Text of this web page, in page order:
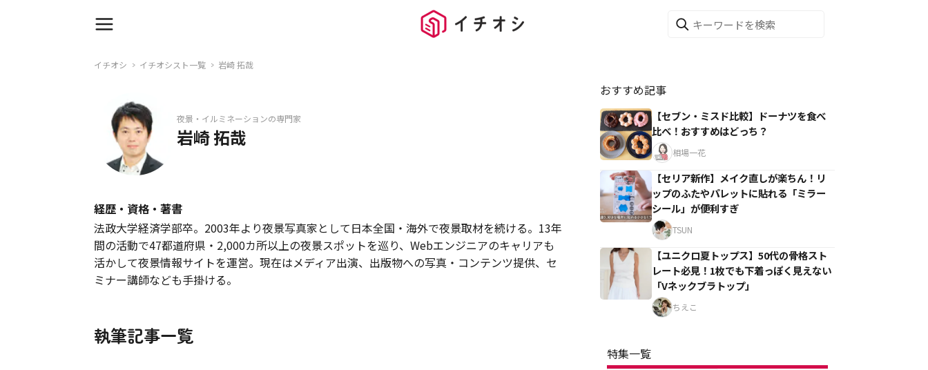
イチオシ イチオシスト一覧 岩崎 拓哉
夜景・イルミネーションの専門家
岩崎 拓哉
経歴・資格・著書
法政大学経済学部卒。2003年より夜景写真家として日本全国・海外で夜景取材を続ける。13年
間の活動で47都道府県・2,000カ所以上の夜景スポットを巡り、Webエンジニアのキャリアも
活かして夜景情報サイトを運営。現在はメディア出演、出版物への写真・コンテンツ提供、セ
ミナー講師なども手掛ける。
執筆記事一覧
おすすめ記事
【セブン・ミスド比較】ドーナツを食べ
比べ！おすすめはどっち？
相場一花
【セリア新作】メイク直しが楽ちん！リ
ップのふたやパレットに貼れる「ミラー
シール」が便利すぎ
TSUN
【ユニクロ夏トップス】50代の骨格スト
レート必見！1枚でも下着っぽく見えない
「Vネックブラトップ」
ちえこ
特集一覧